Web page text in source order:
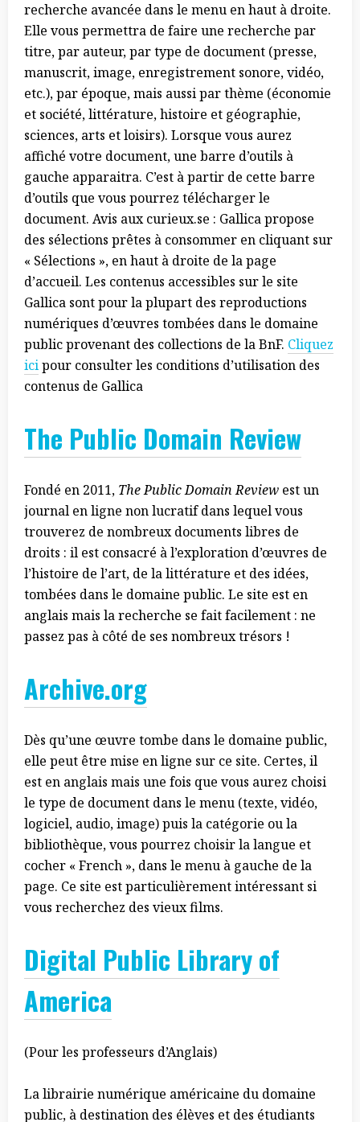
recherche avancée dans le menu en haut à droite.
Elle vous permettra de faire une recherche par
titre, par auteur, par type de document (presse,
manuscrit, image, enregistrement sonore, vidéo,
etc.), par époque, mais aussi par thème (économie
et société, littérature, histoire et géographie,
sciences, arts et loisirs). Lorsque vous aurez
affiché votre document, une barre d’outils à
gauche apparaitra. C’est à partir de cette barre
d’outils que vous pourrez télécharger le
document. Avis aux curieux.se : Gallica propose
des sélections prêtes à consommer en cliquant sur
« Sélections », en haut à droite de la page
d’accueil. Les contenus accessibles sur le site
Gallica sont pour la plupart des reproductions
numériques d’œuvres tombées dans le domaine
public provenant des collections de la BnF. Cliquez
icipour consulter les conditions d’utilisation des
contenus de Gallica
The Public Domain Review
Fondé en 2011, The Public Domain Review est un
journal en ligne non lucratif dans lequel vous
trouverez de nombreux documents libres de
droits : il est consacré à l’exploration d’œuvres de
l’histoire de l’art, de la littérature et des idées,
tombées dans le domaine public. Le site est en
anglais mais la recherche se fait facilement : ne
passez pas à côté de ses nombreux trésors !
Archive.org
Dès qu’une œuvre tombe dans le domaine public,
elle peut être mise en ligne sur ce site. Certes, il
est en anglais mais une fois que vous aurez choisi
le type de document dans le menu (texte, vidéo,
logiciel, audio, image) puis la catégorie ou la
bibliothèque, vous pourrez choisir la langue et
cocher « French », dans le menu à gauche de la
page. Ce site est particulièrement intéressant si
vous recherchez des vieux films.
Digital Public Library of
America
(Pour les professeurs d’Anglais)
La librairie numérique américaine du domaine
public, à destination des élèves et des étudiants